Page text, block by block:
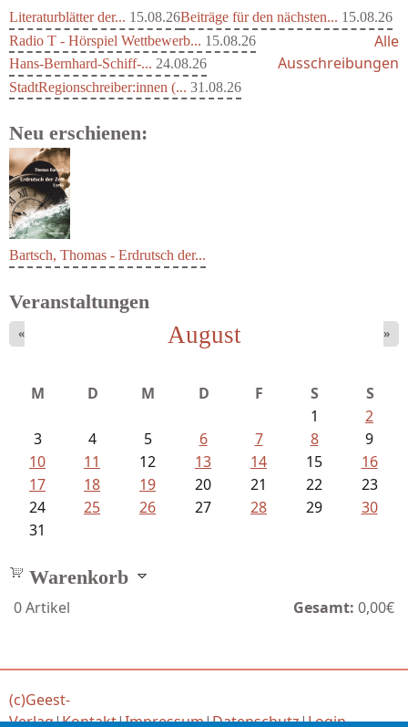
Literaturblätter der... 15.08.26Beiträge für den nächsten... 15.08.26
Radio T - Hörspiel Wettbewerb... 15.08.26
Hans-Bernhard-Schiff-... 24.08.26
StadtRegionschreiber:innen (... 31.08.26
Alle
Ausschreibungen
Neu erschienen:
Bartsch, Thomas - Erdrutsch der...
Veranstaltungen
August
« »
M D M D F S
S
1
2
3
4 5 6 7 8
9
10
11 12 13 14 15
16
17
18 19 20 21 22
23
24
25 26 27 28 29
30
31
Warenkorb
0Artikel Gesamt: 0,00€
(c)Geest-
Verlag|Kontakt|Impressum|Datenschutz|Login